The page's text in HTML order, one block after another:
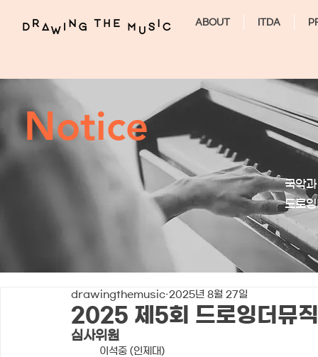
ABOUT ITDA
Notice
국악
드로
2025 제5회 드로잉더뮤
drawingthemusic 2025년 8월 27일
심사위원
이석중 (인제대)